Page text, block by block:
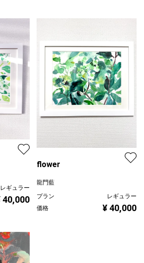
レギュラー
40,000
flower
龍門藍
プラン
レギュラー
価格
¥ 40,000